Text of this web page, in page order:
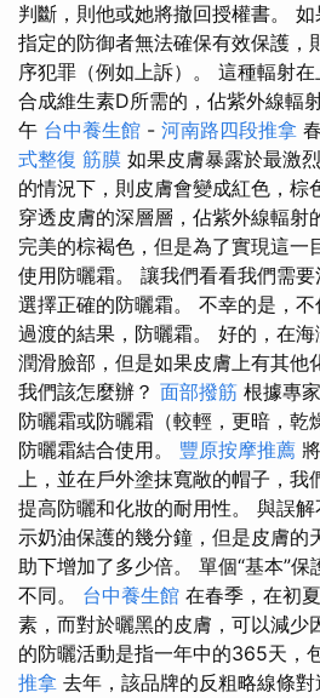
判斷，則他或她將撤回授權書。 如
指定的防御者無法確保有效保護，
序犯罪（例如上訴）。 這種輻射
合成維生素D所需的，佔紫外線輻
午 台中養生館 - 河南路四段推拿
式整復 筋膜 如果皮膚暴露於最激
的情況下，則皮膚會變成紅色，棕
穿透皮膚的深層層，佔紫外線輻
完美的棕褐色，但是為了實現這一
使用防曬霜。 讓我們看看我們需
選擇正確的防曬霜。 不幸的是，
過渡的結果，防曬霜。 好的，在
潤滑臉部，但是如果皮膚上有其他
我們該怎麼辦？ 面部撥筋 根據專
防曬霜或防曬霜（較輕，更暗，乾
防曬霜結合使用。 豐原按摩推薦
上，並在戶外塗抹寬敞的帽子，我
提高防曬和化妝的耐用性。 與誤
示奶油保護的幾分鐘，但是皮膚的
助下增加了多少倍。 單個“基本”
不同。 台中養生館 在春季，在初
素，而對於曬黑的皮膚，可以減少
的防曬活動是指一年中的365天，
推拿 去年，該品牌的反粗略線條